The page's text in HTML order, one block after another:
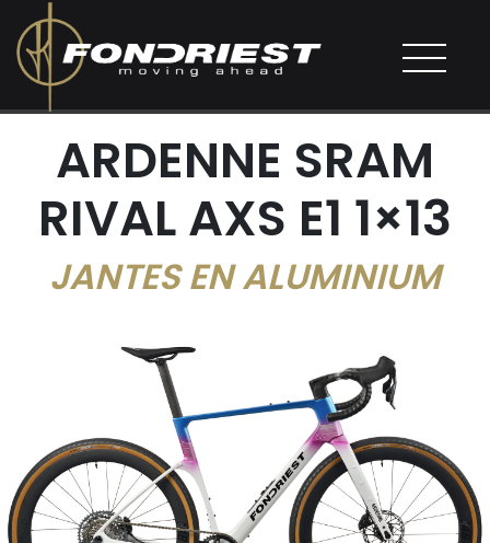
ARDENNE SRAM
RIVAL AXS E1 1×13
JANTES EN ALUMINIUM